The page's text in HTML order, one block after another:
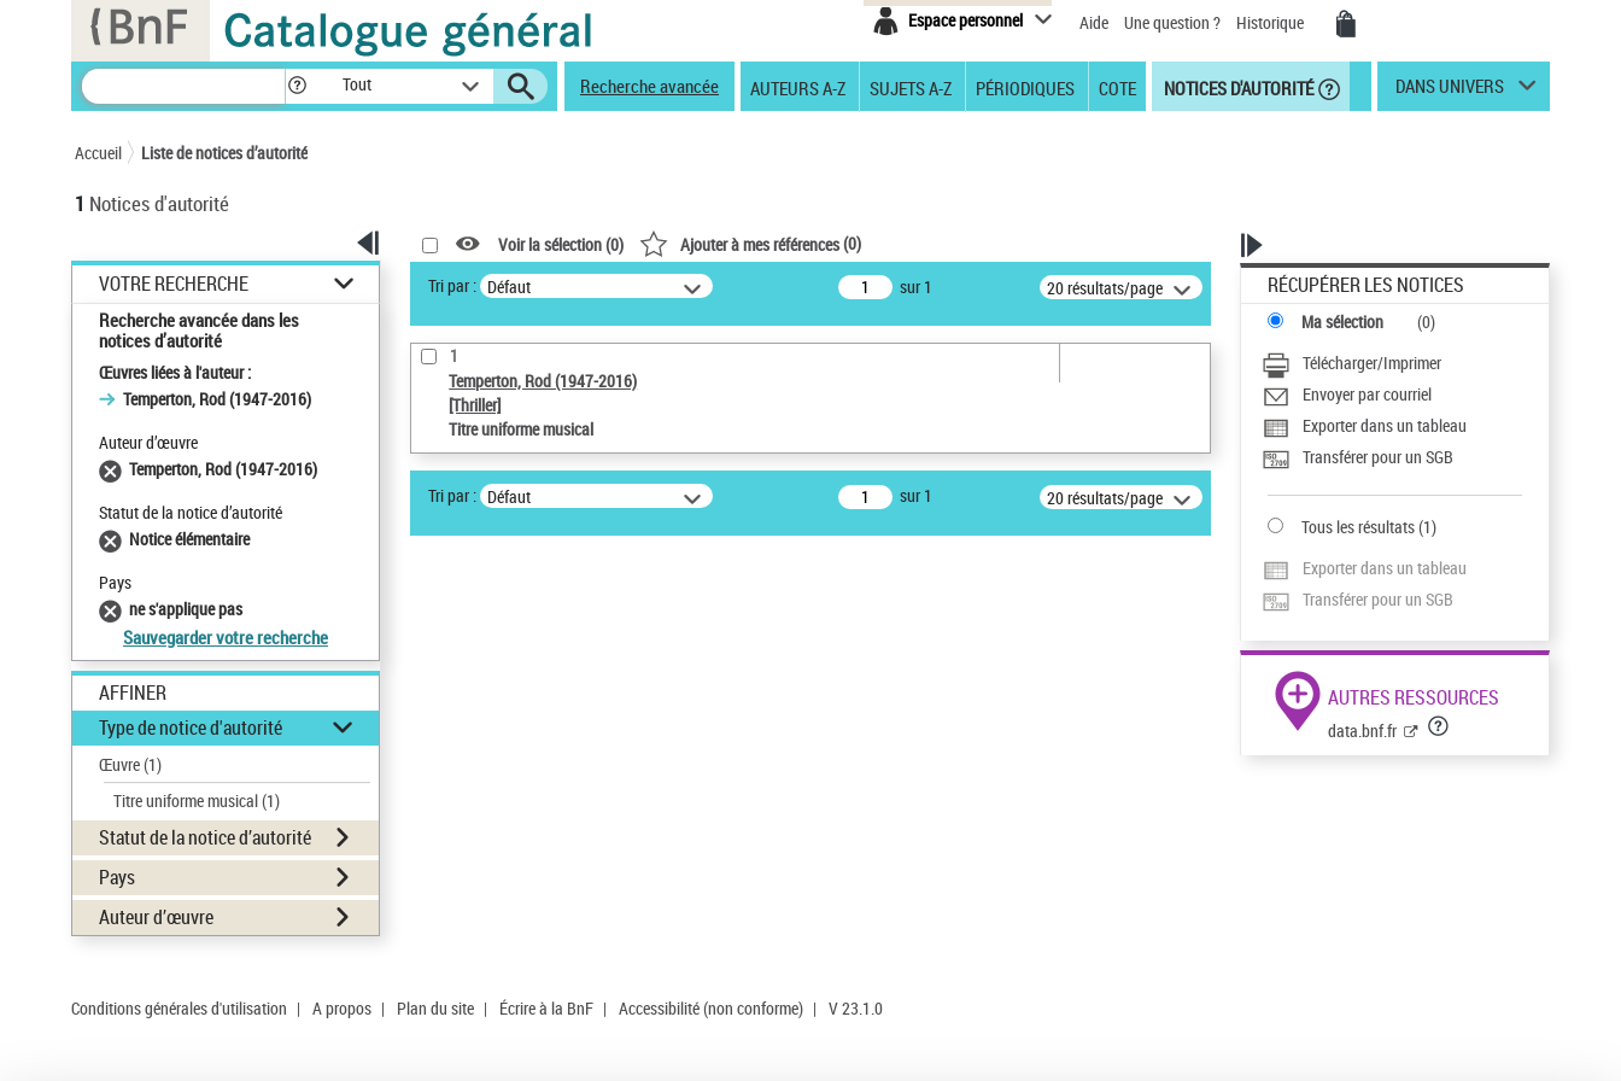
Espace personnel Aide Une question ? Historique
Tout Recherche avancée AUTEURS A-Z SUJETS A-Z PÉRIODIQUES COTE NOTICES D'AUTORITÉ DANS UNIVERS
Accueil Liste de notices d’autorité
1 Notices d'autorité
VOTRE RECHERCHE
Recherche avancée dans les
notices d’autorité
Œuvres liées à l'auteur :
Temperton, Rod (1947-2016)
Auteur d’œuvre
Temperton, Rod (1947-2016)
Statut de la notice d’autorité
Notice élémentaire
Pays
ne s'applique pas
Sauvegarder votre recherche
AFFINER
Type de notice d'autorité
Œuvre(1)
Titre uniforme musical(1)
Statut de la notice d’autorité
Pays
Auteur d’œuvre
Voir la sélection (0) Ajouter à mes références(0)
Tri par : Défaut sur 1 20 résultats/page
1
Temperton, Rod (1947-2016)
[Thriller]
Titre uniforme musical
Tri par : Défaut sur 1 20 résultats/page
RÉCUPÉRER LES NOTICES
Ma sélection (0)
Télécharger/Imprimer
Envoyer par courriel
Exporter dans un tableau
Transférer pour un SGB
Tous les résultats(1)
Exporter dans un tableau
Transférer pour un SGB
AUTRES RESSOURCES
data.bnf.fr
Conditions générales d'utilisation | A propos | Plan du site | Écrire à la BnF | Accessibilité (non conforme) | V 23.1.0
Panneau de gestion des cookies